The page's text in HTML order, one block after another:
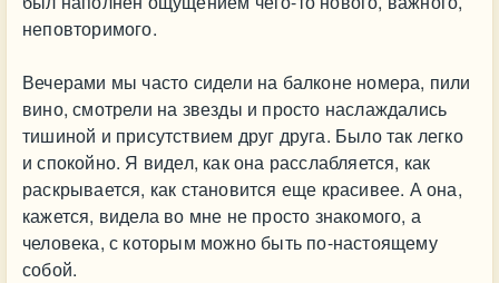
неповторимого.
Вечерами мы часто сидели на балконе номера, пили
вино, смотрели на звезды и просто наслаждались
тишиной и присутствием друг друга. Было так легко
и спокойно. Я видел, как она расслабляется, как
раскрывается, как становится еще красивее. А она,
кажется, видела во мне не просто знакомого, а
человека, с которым можно быть по-настоящему
собой.